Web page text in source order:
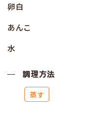
卵白
あんこ
水
調理方法
蒸す